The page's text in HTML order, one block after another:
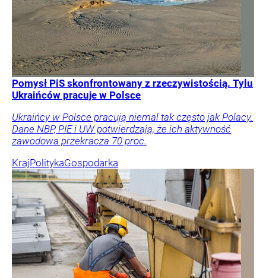
Pomysł PiS skonfrontowany z rzeczywistością. Tylu
Ukraińców pracuje w Polsce
Ukraińcy w Polsce pracują niemal tak często jak Polacy.
Dane NBP, PIE i UW potwierdzają, że ich aktywność
zawodowa przekracza 70 proc.
KrajPolitykaGospodarka